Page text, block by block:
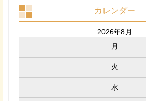
カレンダー
2026年8月
月
火
水